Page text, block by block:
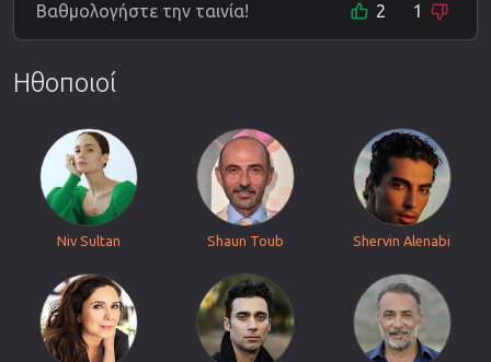
Βαθμολογήστε την ταινία! 2 1
Ηθοποιοί
Niv Sultan Shaun Toub Shervin Alenabi